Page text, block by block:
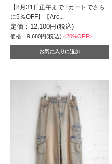
【8月31日正午まで ! カートでさら
に5％OFF】【Arc...
定価：12,100円(税込)
価格：9,680円(税込) <20%OFF>